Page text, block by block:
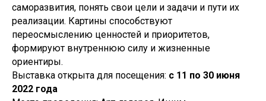
саморазвития, понять свои цели и задачи и пути их
реализации. Картины способствуют
переосмыслению ценностей и приоритетов,
формируют внутреннюю силу и жизненные
ориентиры.
Выставка открыта для посещения: с 11 по 30 июня
2022 года